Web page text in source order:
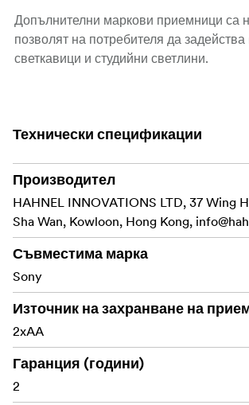
Допълнителни маркови приемници са
позволят на потребителя да
светкавици и студийни светлини.
Технически спецификации
Производител
HAHNEL INNOVATIONS LTD, 37 Wing
Sha Wan, Kowloon, Hong Kong,
Съвместима марка
Sony
Източник на захранване на
2xAA
Гаранция (години)
2